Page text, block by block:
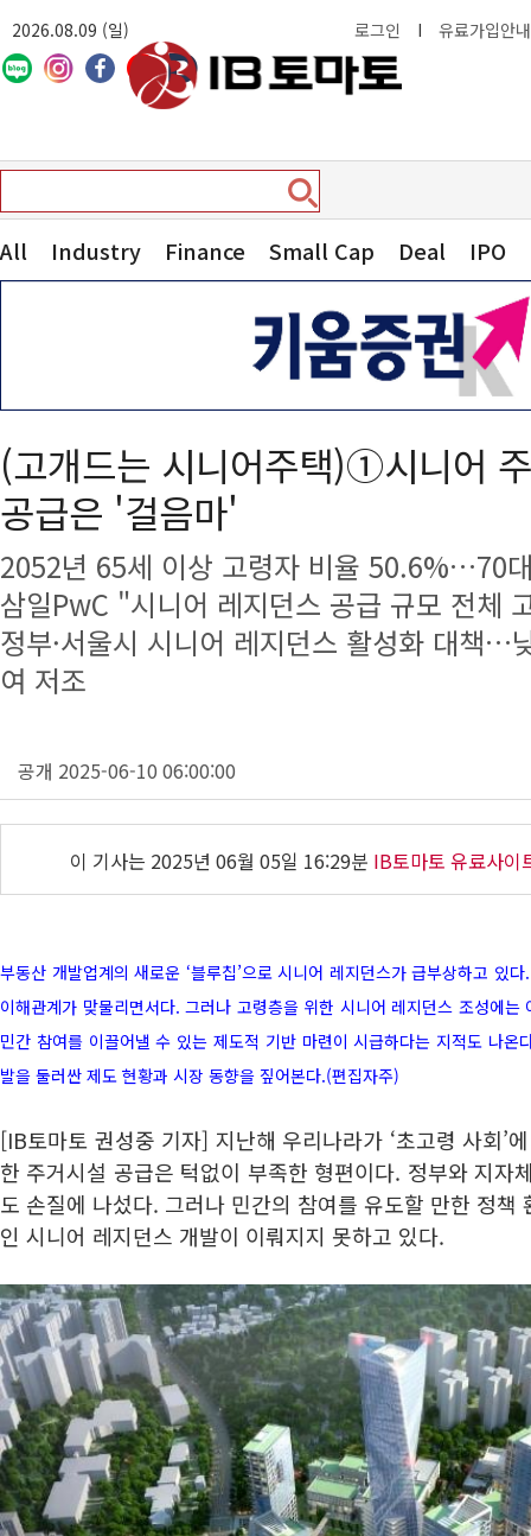
2026.08.09 (일) 로그인 I 유료가입안내
All Industry Finance Small Cap Deal IPO
(고개드는 시니어주택)①시니어
공급은 '걸음마'
2052년 65세 이상 고령자 비율 50.6%…70
삼일PwC "시니어 레지던스 공급 규모 전체
정부·서울시 시니어 레지던스 활성화 대책…
여 저조
공개 2025-06-10 06:00:00
이 기사는 2025년 06월 05일 16:29분 IB토마토 유료사이
부동산 개발업계의 새로운 ‘블루칩’으로 시니어 레지던스가 급부상하고 있
이해관계가 맞물리면서다. 그러나 고령층을 위한 시니어 레지던스 조성에
민간 참여를 이끌어낼 수 있는 제도적 기반 마련이 시급하다는 지적도 나온
발을 둘러싼 제도 현황과 시장 동향을 짚어본다.(편집자주)
[IB토마토 권성중 기자] 지난해 우리나라가 ‘초고령 사회’
한 주거시설 공급은 턱없이 부족한 형편이다. 정부와 지자
도 손질에 나섰다. 그러나 민간의 참여를 유도할 만한 정책
인 시니어 레지던스 개발이 이뤄지지 못하고 있다.